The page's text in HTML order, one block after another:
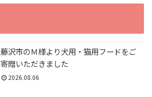
藤沢市のＭ様より犬用・猫用フードをご
寄贈いただきました
2026.08.06